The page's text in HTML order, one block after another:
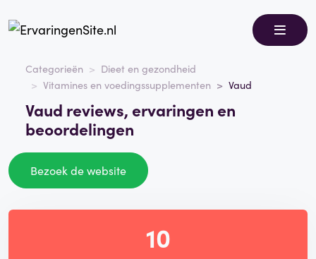
Categorieën
Dieet en gezondheid
Vitamines en voedingssupplementen
Vaud
Vaud reviews, ervaringen en
beoordelingen
Bezoek de website
10